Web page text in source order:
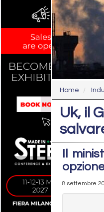
Home
Uk, il
Il
8 settembre